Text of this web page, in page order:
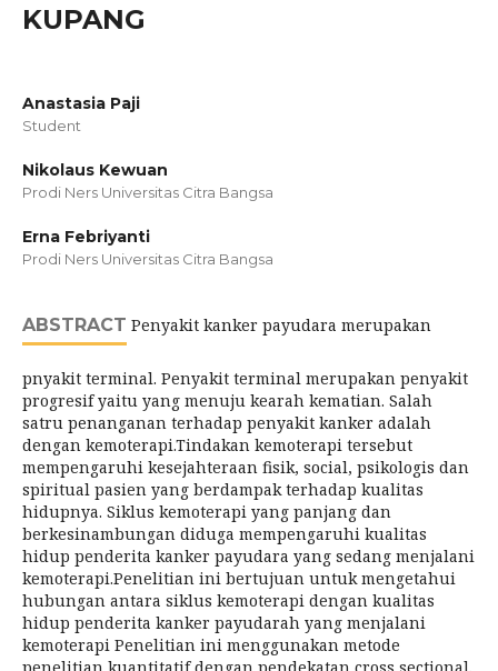
KUPANG
Anastasia Paji
Student
Nikolaus Kewuan
Prodi Ners Universitas Citra Bangsa
Erna Febriyanti
Prodi Ners Universitas Citra Bangsa
ABSTRACT Penyakit kanker payudara merupakan
pnyakit terminal. Penyakit terminal merupakan penyakit
progresif yaitu yang menuju kearah kematian. Salah
satru penanganan terhadap penyakit kanker adalah
dengan kemoterapi.Tindakan kemoterapi tersebut
mempengaruhi kesejahteraan fisik, social, psikologis dan
spiritual pasien yang berdampak terhadap kualitas
hidupnya. Siklus kemoterapi yang panjang dan
berkesinambungan diduga mempengaruhi kualitas
hidup penderita kanker payudara yang sedang menjalani
kemoterapi.Penelitian ini bertujuan untuk mengetahui
hubungan antara siklus kemoterapi dengan kualitas
hidup penderita kanker payudarah yang menjalani
kemoterapi Penelitian ini menggunakan metode